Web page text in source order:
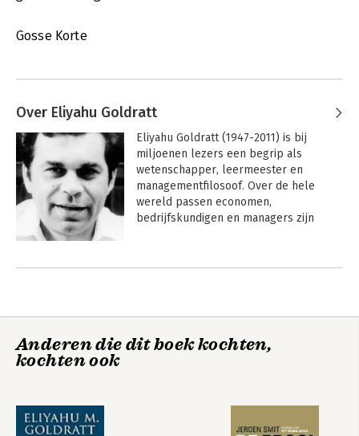
Gosse Korte
Over Eliyahu Goldratt
Eliyahu Goldratt (1947-2011) is bij
miljoenen lezers een begrip als
wetenschapper, leermeester en
managementfilosoof. Over de hele
wereld passen economen,
bedrijfskundigen en managers zijn
erkend als baanbreker in de
Andere boeken door Eliyahu
Anderen die dit boek kochten,
kochten ook